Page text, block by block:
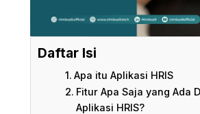
Daftar Isi
Apa itu Aplikasi HRIS
Fitur Apa Saja yang Ada
Aplikasi HRIS?